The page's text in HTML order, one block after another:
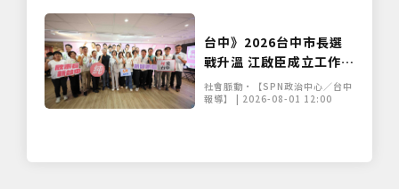
台中》2026台中市長選
戰升溫 江啟臣成立工作
站、何欣純組競選委員會
社會脈動•【SPN政治中心／台中
報導】 | 2026-08-01 12:00